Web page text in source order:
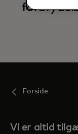
Forside
Vi er altid